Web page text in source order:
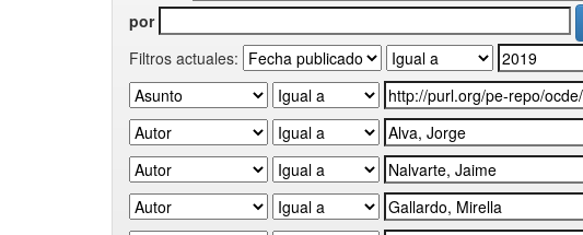
por
Filtros actuales: